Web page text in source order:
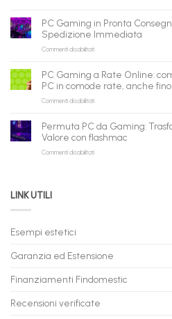
AI:
il
tuo
assistente
può
fare
qui
ricondizionati
all’ingrosso:
la
nuova
B2B
flashmac
per
rivenditori
PC Gaming in Pronta
Spedizione Immediata
Commenti disabilitatisu
Gaming
in
Pronta
Consegna
Nuovi
Ricondizionati,
Spedizione
PC Gaming a Rate Online:
PC in comode rate, anche fino
Commenti disabilitatisu
Gaming
Rate
Online:
anche
a
Permuta PC da Gaming:
Valore con flashmac
Commenti disabilitatisu
in
con
LINK UTILI
Esempi estetici
Garanzia ed Estensione
Finanziamenti Findomestic
Recensioni verificate